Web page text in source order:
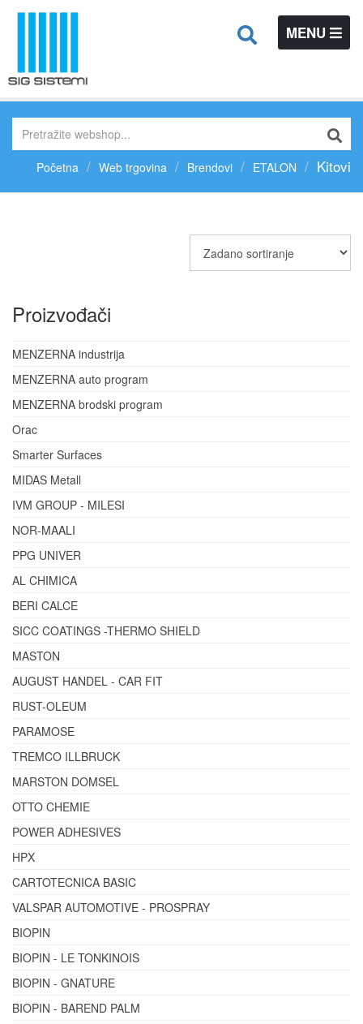
TOGGLE
MENU
Početna Web trgovina Brendovi ETALON Kitovi
Proizvođači
MENZERNA industrija
MENZERNA auto program
MENZERNA brodski program
Orac
Smarter Surfaces
MIDAS Metall
IVM GROUP - MILESI
NOR-MAALI
PPG UNIVER
AL CHIMICA
BERI CALCE
SICC COATINGS -THERMO SHIELD
MASTON
AUGUST HANDEL - CAR FIT
RUST-OLEUM
PARAMOSE
TREMCO ILLBRUCK
MARSTON DOMSEL
OTTO CHEMIE
POWER ADHESIVES
HPX
CARTOTECNICA BASIC
VALSPAR AUTOMOTIVE - PROSPRAY
BIOPIN
BIOPIN - LE TONKINOIS
BIOPIN - GNATURE
BIOPIN - BAREND PALM